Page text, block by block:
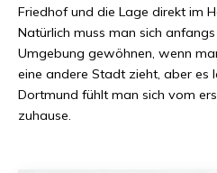
Friedhof und die Lage direkt im
Natürlich muss man sich
Umgebung gewöhnen, wenn
eine andere Stadt zieht, aber es
Dortmund fühlt man sich vom
zuhause.